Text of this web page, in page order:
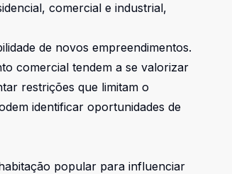
comercial e industrial,
de novos empreendimentos.
comercial tendem a se valorizar
restrições que limitam o
identificar oportunidades de
popular para influenciar